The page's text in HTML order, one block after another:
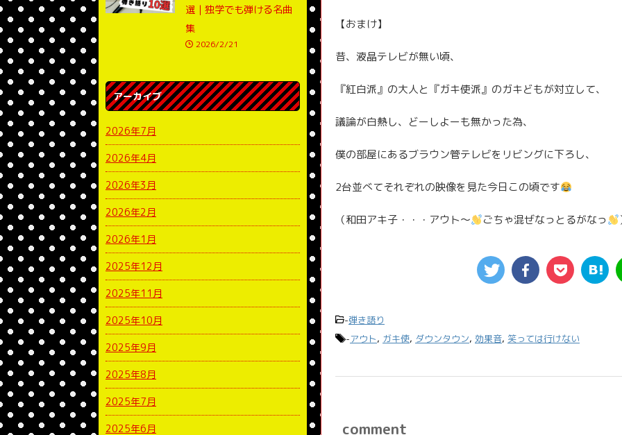
【おまけ】
昔、液晶テレビが無い頃、
『紅白派』の大人と『ガキ使派』のガキどもが対立して、
議論が白熱し、どーしよーも無かった為、
僕の部屋にあるブラウン管テレビをリビングに下ろし、
2台並べてそれぞれの映像を見た今日この頃です
（和田アキ子・・・アウト～ ごちゃ混ぜなっとるがなっ
-弾き語り
-アウト, ガキ使, ダウンタウン, 効果音, 笑っては行けない
comment
選｜独学でも弾ける名曲
集
2026/2/21
アーカイブ
2026年7月
2026年4月
2026年3月
2026年2月
2026年1月
2025年12月
2025年11月
2025年10月
2025年9月
2025年8月
2025年7月
2025年6月